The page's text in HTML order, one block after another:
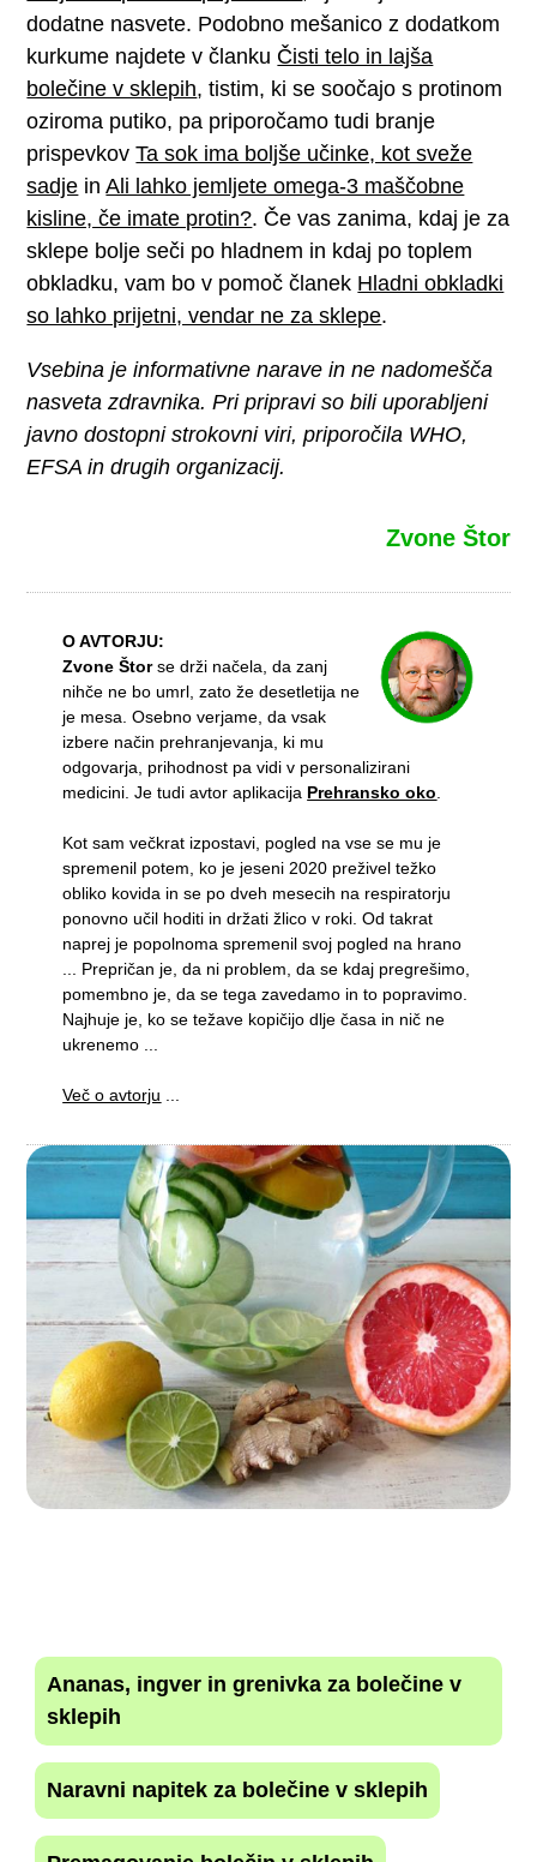
dodatne nasvete. Podobno mešanico z dodatkom
kurkume najdete v članku Čisti telo in lajša
bolečine v sklepih, tistim, ki se soočajo s protinom
oziroma putiko, pa priporočamo tudi branje
prispevkovTa sok ima boljše učinke, kot sveže
sadje inAli lahko jemljete omega-3 maščobne
kisline, če imate protin?. Če vas zanima, kdaj je za
sklepe bolje seči po hladnem in kdaj po toplem
obkladku, vam bo v pomoč članek Hladni obkladki
so lahko prijetni, vendar ne za sklepe.
Vsebina je informativne narave in ne nadomešča
nasveta zdravnika. Pri pripravi so bili uporabljeni
javno dostopni strokovni viri, priporočila WHO,
EFSA in drugih organizacij.
Zvone Štor
O AVTORJU:
Zvone Štorse drži načela, da zanj
nihče ne bo umrl, zato že desetletija ne
je mesa. Osebno verjame, da vsak
izbere način prehranjevanja, ki mu
odgovarja, prihodnost pa vidi v personalizirani
medicini. Je tudi avtor aplikacija Prehransko oko.
Kot sam večkrat izpostavi, pogled na vse se mu je
spremenil potem, ko je jeseni 2020 preživel težko
obliko kovida in se po dveh mesecih na respiratorju
ponovno učil hoditi in držati žlico v roki. Od takrat
naprej je popolnoma spremenil svoj pogled na hrano
... Prepričan je, da ni problem, da se kdaj pregrešimo,
pomembno je, da se tega zavedamo in to popravimo.
Najhuje je, ko se težave kopičijo dlje časa in nič ne
ukrenemo ...
Več o avtorju ...
Ananas, ingver in grenivka za bolečine v
sklepih
Naravni napitek za bolečine v sklepih